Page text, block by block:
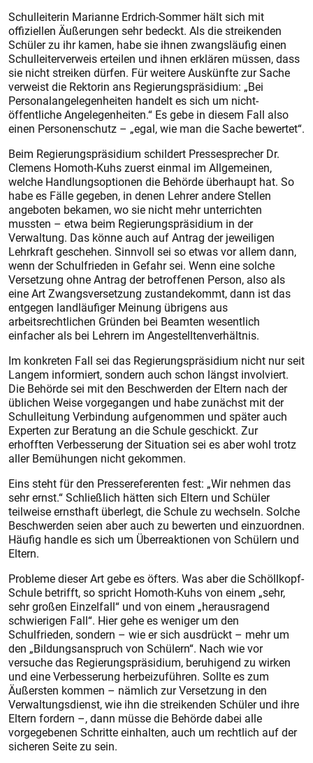
Schulleiterin Marianne Erdrich-Sommer hält sich mit
offiziellen Äußerungen sehr bedeckt. Als die streikenden
Schüler zu ihr kamen, habe sie ihnen zwangsläufig einen
Schulleiterverweis erteilen und ihnen erklären müssen, dass
sie nicht streiken dürfen. Für weitere Auskünfte zur Sache
verweist die Rektorin ans Regierungspräsidium: „Bei
Personalangelegenheiten handelt es sich um nicht-
öffentliche Angelegenheiten.“ Es gebe in diesem Fall also
einen Personenschutz – „egal, wie man die Sache bewertet“.
Beim Regierungspräsidium schil­dert Pressesprecher Dr.
Clemens Homoth-Kuhs zuerst einmal im Allgemeinen,
welche Handlungsoptionen die Behörde überhaupt hat. So
habe es Fälle gegeben, in denen Lehrer andere Stellen
angeboten bekamen, wo sie nicht mehr unterrichten
mussten – etwa beim Regierungspräsidium in der
Verwaltung. Das könne auch auf Antrag der jeweiligen
Lehrkraft geschehen. Sinnvoll sei so etwas vor allem dann,
wenn der Schulfrieden in Gefahr sei. Wenn eine solche
Versetzung ohne Antrag der betroffenen Person, also als
eine Art Zwangsversetzung zustandekommt, dann ist das
entgegen landläufiger Meinung übrigens aus
arbeitsrechtlichen Gründen bei Beamten wesentlich
einfacher als bei Lehrern im Angestelltenverhältnis.
Im konkreten Fall sei das Regierungspräsidium nicht nur seit
Langem informiert, sondern auch schon längst involviert.
Die Behörde sei mit den Beschwerden der Eltern nach der
üblichen Weise vorgegangen und habe zunächst mit der
Schulleitung Verbindung aufgenommen und später auch
Experten zur Beratung an die Schule geschickt. Zur
erhofften Verbesserung der Situation sei es aber wohl trotz
aller Bemühungen nicht gekommen.
Eins steht für den Pressereferenten fest: „Wir nehmen das
sehr ernst.“ Schließlich hätten sich Eltern und Schüler
teilweise ernsthaft überlegt, die Schule zu wechseln. Solche
Beschwerden seien aber auch zu bewerten und einzuordnen.
Häufig handle es sich um Überreaktionen von Schülern und
Eltern.
Probleme dieser Art gebe es öfters. Was aber die Schöllkopf-
Schule betrifft, so spricht Homoth-Kuhs von einem „sehr,
sehr großen Einzelfall“ und von einem „herausragend
schwierigen Fall“. Hier gehe es weniger um den
Schulfrieden, sondern – wie er sich ausdrückt – mehr um
den „Bildungsanspruch von Schülern“. Nach wie vor
versuche das Regierungspräsidium, beruhigend zu wirken
und eine Verbesserung herbeizuführen. Sollte es zum
Äußersten kommen – nämlich zur Versetzung in den
Verwaltungsdienst, wie ihn die streikenden Schüler und ihre
Eltern fordern –, dann müsse die Behörde dabei alle
vorgegebenen Schritte einhalten, auch um rechtlich auf der
sicheren Seite zu sein.